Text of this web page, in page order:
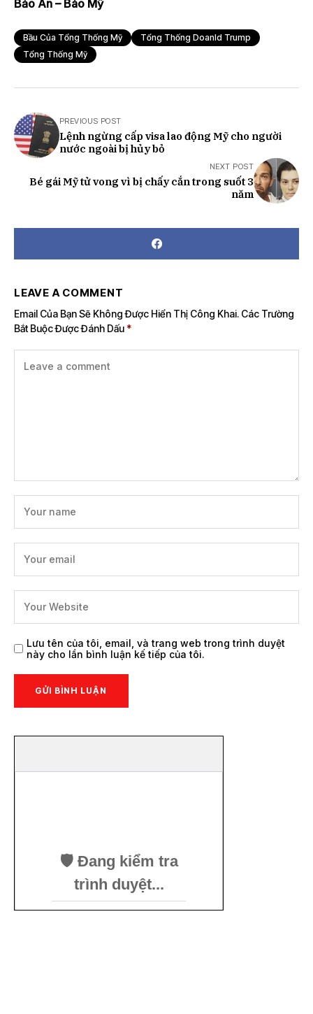
Bảo An – Báo Mỹ
Bầu Của Tổng Thống Mỹ
Tổng Thống Doanld Trump
Tổng Thống Mỹ
PREVIOUS POST
Lệnh ngừng cấp visa lao động Mỹ cho người
nước ngoài bị hủy bỏ
NEXT POST
Bé gái Mỹ tử vong vì bị chấy cắn trong suốt 3
năm
LEAVE A COMMENT
Email Của Bạn Sẽ Không Được Hiển Thị Công Khai. Các Trường
Bắt Buộc Được Đánh Dấu *
Lưu tên của tôi, email, và trang web trong trình duyệt
này cho lần bình luận kế tiếp của tôi.